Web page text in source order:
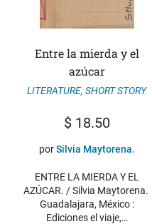
Entre la mierda y el
azúcar
LITERATURE, SHORT STORY
$18.50
porSilvia Maytorena.
ENTRE LA MIERDA Y EL
AZÚCAR. / Silvia Maytorena.
Guadalajara, México :
Ediciones el viaje,…